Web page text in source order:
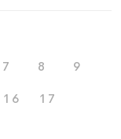
7 8 9
16 17